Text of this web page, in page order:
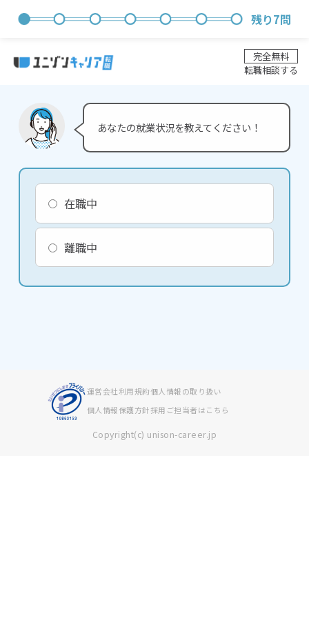
残り7問
完全無料
転職相談する
あなたの就業状況を教えてください！
在職中
離職中
運営会社利用規約個人情報の取り扱い
個人情報保護方針採用ご担当者はこちら
Copyright(c) unison-career.jp